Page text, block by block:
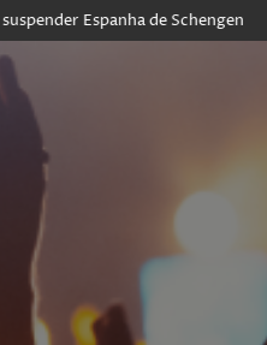
Espanha de Schengen. Madrid